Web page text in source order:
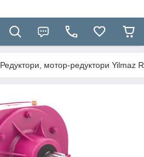
Редуктори, мотор-редуктори Yilmaz